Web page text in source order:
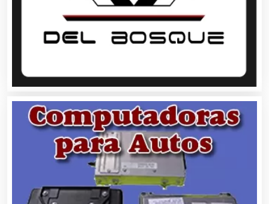
Alquiler de Autos
Alquiler de Equipos para Fiestas
Alquiler de Sillas y Mesas
Alquiler de Trajes de Etiqueta